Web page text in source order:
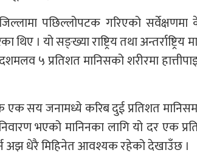
पछिल्लोपटक गरिएको सर्वेक्षणमा
। यो सङ्ख्या राष्ट्रिय तथा अन्तर्राष्ट्रिय
५ प्रतिशत मानिसको शरीरमा
सय जनामध्ये करिब दुई प्रतिशत
भएको मानिनका लागि यो दर एक
अझ धेरै मिहिनेत आवश्यक रहेको देखाउँछ ।